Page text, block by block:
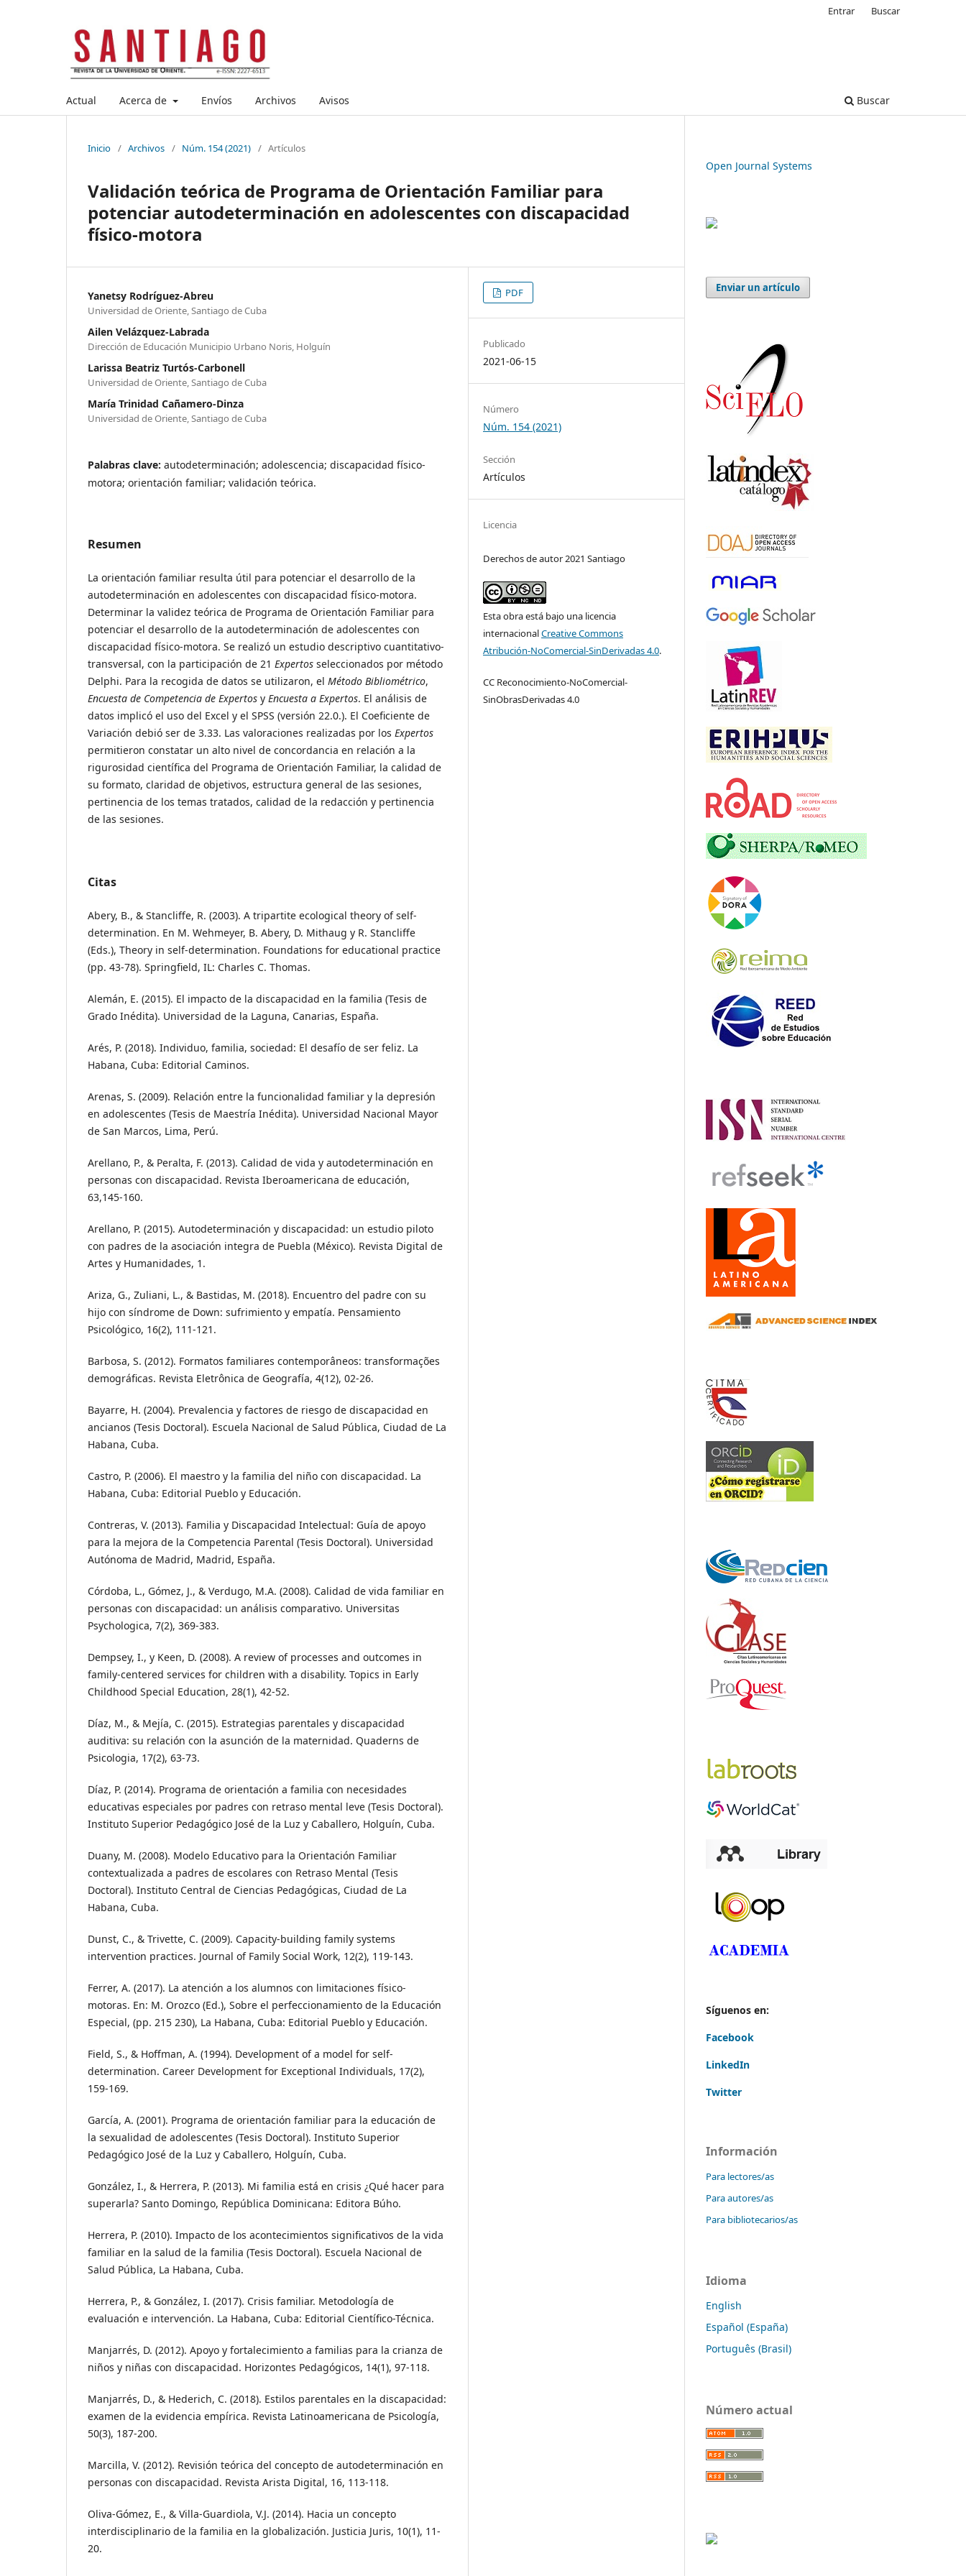
Actual Acerca de Envíos Archivos Avisos Buscar
Entrar Buscar
Inicio / Archivos / Núm. 154 (2021) / Artículos
Validación teórica de Programa de Orientación Familiar para
potenciar autodeterminación en adolescentes con discapacidad
físico-motora
Yanetsy Rodríguez-Abreu
Universidad de Oriente, Santiago de Cuba
Ailen Velázquez-Labrada
Dirección de Educación Municipio Urbano Noris, Holguín
Larissa Beatriz Turtós-Carbonell
Universidad de Oriente, Santiago de Cuba
María Trinidad Cañamero-Dinza
Universidad de Oriente, Santiago de Cuba
Palabras clave: autodeterminación; adolescencia; discapacidad físico-
motora; orientación familiar; validación teórica.
Resumen
La orientación familiar resulta útil para potenciar el desarrollo de la
autodeterminación en adolescentes con discapacidad físico-motora.
Determinar la validez teórica de Programa de Orientación Familiar para
potenciar el desarrollo de la autodeterminación de adolescentes con
discapacidad físico-motora. Se realizó un estudio descriptivo cuantitativo-
transversal, con la participación de 21 Expertos seleccionados por método
Delphi. Para la recogida de datos se utilizaron, el Método Bibliométrico,
Encuesta de Competencia de Expertos y Encuesta a Expertos. El análisis de
datos implicó el uso del Excel y el SPSS (versión 22.0.). El Coeficiente de
Variación debió ser de 3.33. Las valoraciones realizadas por los Expertos
permitieron constatar un alto nivel de concordancia en relación a la
rigurosidad científica del Programa de Orientación Familiar, la calidad de
su formato, claridad de objetivos, estructura general de las sesiones,
pertinencia de los temas tratados, calidad de la redacción y pertinencia
de las sesiones.
Citas
Abery, B., & Stancliffe, R. (2003). A tripartite ecological theory of self-
determination. En M. Wehmeyer, B. Abery, D. Mithaug y R. Stancliffe
(Eds.), Theory in self-determination. Foundations for educational practice
(pp. 43-78). Springfield, IL: Charles C. Thomas.
Alemán, E. (2015). El impacto de la discapacidad en la familia (Tesis de
Grado Inédita). Universidad de la Laguna, Canarias, España.
Arés, P. (2018). Individuo, familia, sociedad: El desafío de ser feliz. La
Habana, Cuba: Editorial Caminos.
Arenas, S. (2009). Relación entre la funcionalidad familiar y la depresión
en adolescentes (Tesis de Maestría Inédita). Universidad Nacional Mayor
de San Marcos, Lima, Perú.
Arellano, P., & Peralta, F. (2013). Calidad de vida y autodeterminación en
personas con discapacidad. Revista Iberoamericana de educación,
63,145-160.
Arellano, P. (2015). Autodeterminación y discapacidad: un estudio piloto
con padres de la asociación integra de Puebla (México). Revista Digital de
Artes y Humanidades, 1.
Ariza, G., Zuliani, L., & Bastidas, M. (2018). Encuentro del padre con su
hijo con síndrome de Down: sufrimiento y empatía. Pensamiento
Psicológico, 16(2), 111-121.
Barbosa, S. (2012). Formatos familiares contemporâneos: transformações
demográficas. Revista Eletrônica de Geografía, 4(12), 02-26.
Bayarre, H. (2004). Prevalencia y factores de riesgo de discapacidad en
ancianos (Tesis Doctoral). Escuela Nacional de Salud Pública, Ciudad de La
Habana, Cuba.
Castro, P. (2006). El maestro y la familia del niño con discapacidad. La
Habana, Cuba: Editorial Pueblo y Educación.
Contreras, V. (2013). Familia y Discapacidad Intelectual: Guía de apoyo
para la mejora de la Competencia Parental (Tesis Doctoral). Universidad
Autónoma de Madrid, Madrid, España.
Córdoba, L., Gómez, J., & Verdugo, M.A. (2008). Calidad de vida familiar en
personas con discapacidad: un análisis comparativo. Universitas
Psychologica, 7(2), 369-383.
Dempsey, I., y Keen, D. (2008). A review of processes and outcomes in
family-centered services for children with a disability. Topics in Early
Childhood Special Education, 28(1), 42-52.
Díaz, M., & Mejía, C. (2015). Estrategias parentales y discapacidad
auditiva: su relación con la asunción de la maternidad. Quaderns de
Psicologia, 17(2), 63-73.
Díaz, P. (2014). Programa de orientación a familia con necesidades
educativas especiales por padres con retraso mental leve (Tesis Doctoral).
Instituto Superior Pedagógico José de la Luz y Caballero, Holguín, Cuba.
Duany, M. (2008). Modelo Educativo para la Orientación Familiar
contextualizada a padres de escolares con Retraso Mental (Tesis
Doctoral). Instituto Central de Ciencias Pedagógicas, Ciudad de La
Habana, Cuba.
Dunst, C., & Trivette, C. (2009). Capacity-building family systems
intervention practices. Journal of Family Social Work, 12(2), 119-143.
Ferrer, A. (2017). La atención a los alumnos con limitaciones físico-
motoras. En: M. Orozco (Ed.), Sobre el perfeccionamiento de la Educación
Especial, (pp. 215 230), La Habana, Cuba: Editorial Pueblo y Educación.
Field, S., & Hoffman, A. (1994). Development of a model for self-
determination. Career Development for Exceptional Individuals, 17(2),
159-169.
García, A. (2001). Programa de orientación familiar para la educación de
la sexualidad de adolescentes (Tesis Doctoral). Instituto Superior
Pedagógico José de la Luz y Caballero, Holguín, Cuba.
González, I., & Herrera, P. (2013). Mi familia está en crisis ¿Qué hacer para
superarla? Santo Domingo, República Dominicana: Editora Búho.
Herrera, P. (2010). Impacto de los acontecimientos significativos de la vida
familiar en la salud de la familia (Tesis Doctoral). Escuela Nacional de
Salud Pública, La Habana, Cuba.
Herrera, P., & González, I. (2017). Crisis familiar. Metodología de
evaluación e intervención. La Habana, Cuba: Editorial Científico-Técnica.
Manjarrés, D. (2012). Apoyo y fortalecimiento a familias para la crianza de
niños y niñas con discapacidad. Horizontes Pedagógicos, 14(1), 97-118.
Manjarrés, D., & Hederich, C. (2018). Estilos parentales en la discapacidad:
examen de la evidencia empírica. Revista Latinoamericana de Psicología,
50(3), 187-200.
Marcilla, V. (2012). Revisión teórica del concepto de autodeterminación en
personas con discapacidad. Revista Arista Digital, 16, 113-118.
Oliva-Gómez, E., & Villa-Guardiola, V.J. (2014). Hacia un concepto
interdisciplinario de la familia en la globalización. Justicia Juris, 10(1), 11-
20.
PDF
Publicado
2021-06-15
Número
Núm. 154 (2021)
Sección
Artículos
Licencia
Derechos de autor 2021 Santiago
Esta obra está bajo una licencia
internacionalCreative Commons
Atribución-NoComercial-SinDerivadas 4.0.
CC Reconocimiento-NoComercial-
SinObrasDerivadas 4.0
Open Journal Systems
Enviar un artículo
Síguenos en:
Facebook
LinkedIn
Twitter
Información
Para lectores/as
Para autores/as
Para bibliotecarios/as
Idioma
English
Español (España)
Português (Brasil)
Número actual